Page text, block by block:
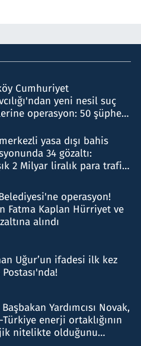
Cumhuriyet
yeni nesil suç
operasyon: 50 şüpheli
yasa dışı bahis
34 gözaltı:
2 Milyar liralık para trafiği
operasyon!
Fatma Kaplan Hürriyet ve
alındı
Uğur’un ifadesi ilk kez
Yardımcısı Novak,
Türkiye enerji ortaklığının
nitelikte olduğunu